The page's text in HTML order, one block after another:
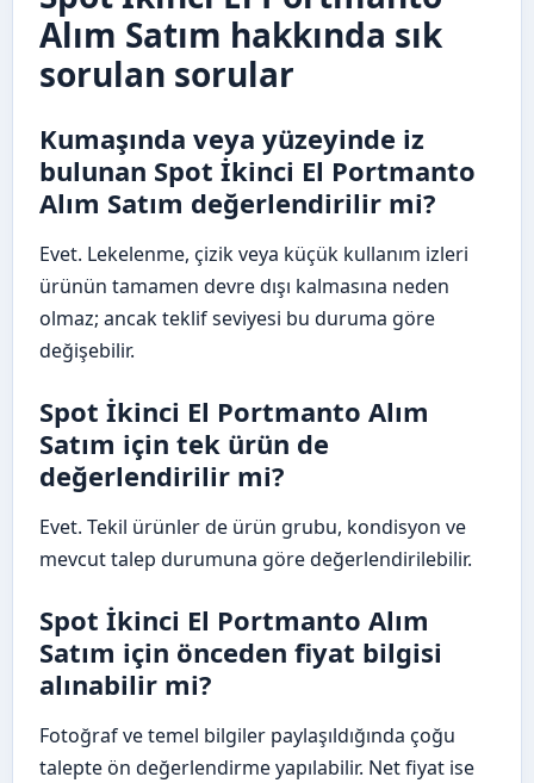
Alım Satım hakkında sık
sorulan sorular
Kumaşında veya yüzeyinde iz
bulunan Spot İkinci El Portmanto
Alım Satım değerlendirilir mi?
Evet. Lekelenme, çizik veya küçük kullanım izleri
ürünün tamamen devre dışı kalmasına neden
olmaz; ancak teklif seviyesi bu duruma göre
değişebilir.
Spot İkinci El Portmanto Alım
Satım için tek ürün de
değerlendirilir mi?
Evet. Tekil ürünler de ürün grubu, kondisyon ve
mevcut talep durumuna göre değerlendirilebilir.
Spot İkinci El Portmanto Alım
Satım için önceden fiyat bilgisi
alınabilir mi?
Fotoğraf ve temel bilgiler paylaşıldığında çoğu
talepte ön değerlendirme yapılabilir. Net fiyat ise